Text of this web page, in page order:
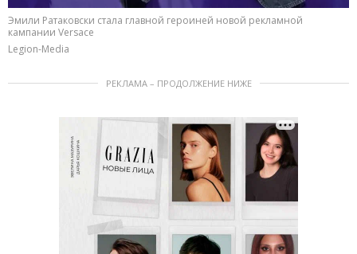
Эмили Ратаковски стала главной героиней новой рекламной
кампании Versace
Legion-Media
РЕКЛАМА – ПРОДОЛЖЕНИЕ НИЖЕ